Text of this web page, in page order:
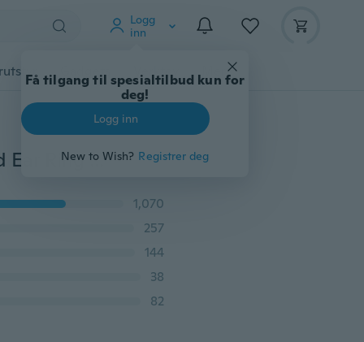
Logg
inn
Få tilgang til spesialtilbud kun for
deg!
Logg inn
New to Wish? Registrer deg
Gadgets Verktøy
2 CT Princess Cut Black Diamond 925 Silver Black Gold Ear Ring Studs Cool Men Women øreringer
1,070
257
144
38
82